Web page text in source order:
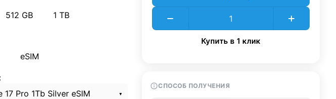
512 GB 1 TB
eSIM
17 Pro 1Tb Silver eSIM
Купить в 1 клик
СПОСОБ ПОЛУЧЕНИЯ